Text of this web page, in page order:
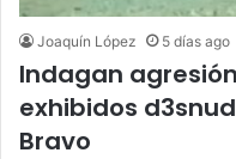
Joaquín López 5 días ago
Indagan
exhibidos
Bravo